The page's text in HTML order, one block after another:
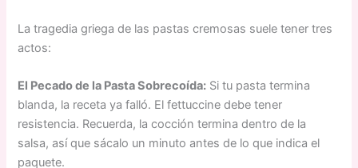
La tragedia griega de las pastas cremosas suele tener tres
actos:
El Pecado de la Pasta Sobrecoída: Si tu pasta termina
blanda, la receta ya falló. El fettuccine debe tener
resistencia. Recuerda, la cocción termina dentro de la
salsa, así que sácalo un minuto antes de lo que indica el
paquete.